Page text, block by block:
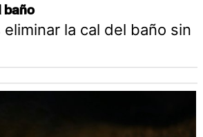
baño
la cal del baño sin